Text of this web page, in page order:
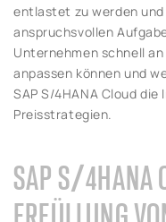
entlastet zu werden
anspruchsvollen
Unternehmen schnell
anpassen können und
SAP S/4HANA Cloud
Preisstrategien.
SAP S/4HANA